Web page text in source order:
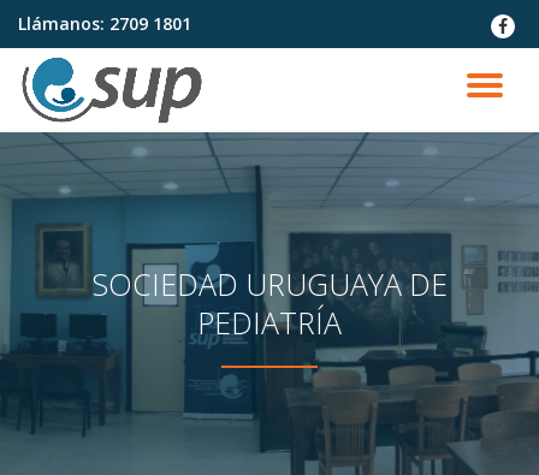
Saltar
contenido
Llámanos: 2709 1801
fa-
SOCIEDAD URUGUAYA DE
PEDIATRÍA